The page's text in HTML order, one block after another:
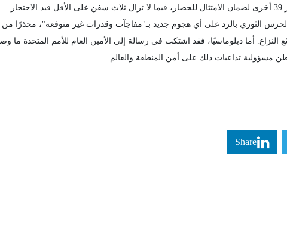
الثوري بالرد على أي هجوم جديد بـ"مفاجآت وقدرات غير متوقعة"، محذرًا
أما دبلوماسيًا، فقد اشتكت في رسالة إلى الأمين العام للأمم المتحدة ما
مسؤولية تداعيات ذلك على أمن المنطقة والعالم.
Share